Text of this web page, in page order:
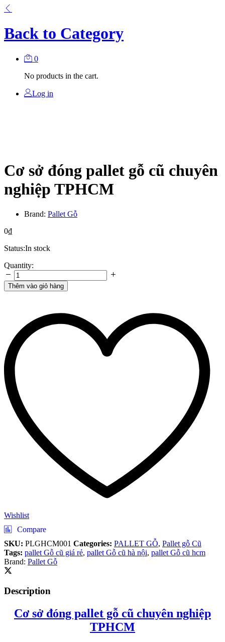
Back to Category
0
No products in the cart.
Log in
Cơ sở đóng pallet gỗ cũ chuyên
nghiệp TPHCM
Brand: Pallet Gỗ
0₫
Status:In stock
Cơ
sở
đóng
pallet
nghiệp
TPHCM
quantity
Quantity:
Thêm vào giỏ hàng
Wishlist
Compare
SKU: PLGHCM001 Categories: PALLET GỖ, Pallet gỗ Cũ
Tags: pallet Gỗ cũ giá rẻ, pallet Gỗ cũ hà nội, pallet Gỗ cũ hcm
Brand: Pallet Gỗ
Description
Cơ sở đóng pallet gỗ cũ chuyên nghiệp
TPHCM